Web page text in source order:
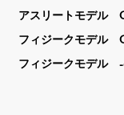
アスリートモデル
フィジークモデル
フィジークモデ